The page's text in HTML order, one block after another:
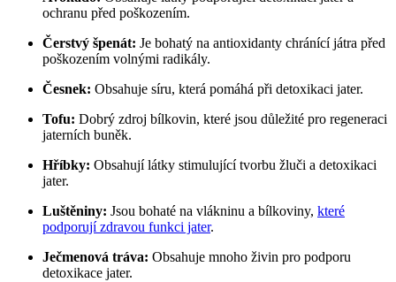
ochranu před poškozením.
Čerstvý špenát: Je bohatý na antioxidanty chránící játra před
poškozením volnými radikály.
Česnek: Obsahuje síru, která pomáhá při detoxikaci jater.
Tofu: Dobrý zdroj bílkovin, které jsou důležité pro regeneraci
jaterních buněk.
Hříbky: Obsahují látky stimulující tvorbu žluči a detoxikaci
jater.
Luštěniny: Jsou bohaté na vlákninu a bílkoviny, které
podporují zdravou funkci jater.
Ječmenová tráva: Obsahuje mnoho živin pro podporu
detoxikace jater.